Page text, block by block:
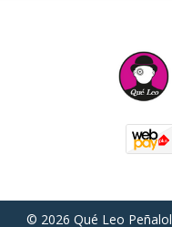
© 2026 Qué Leo